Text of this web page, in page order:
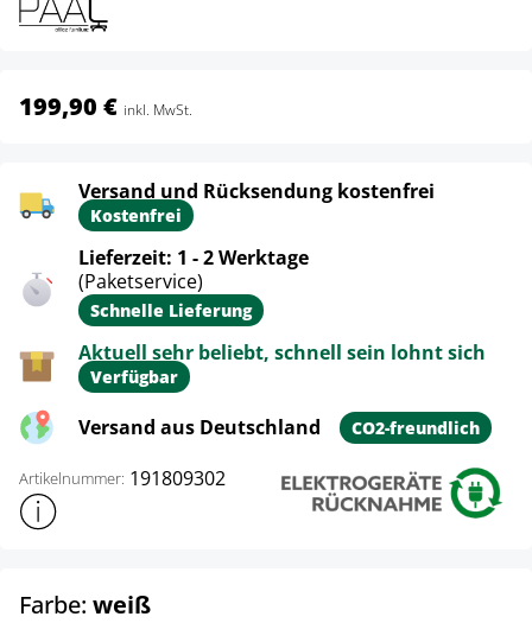
199,90 € inkl. MwSt.
Versand und Rücksendung kostenfrei
Kostenfrei
Lieferzeit: 1 - 2 Werktage
(Paketservice)
Schnelle Lieferung
Aktuell sehr beliebt, schnell sein lohnt sich
Verfügbar
Versand aus Deutschland CO2-freundlich
Artikelnummer: 191809302
Weitere Produktinformationen anzeigen
Farbe: weißauswählen